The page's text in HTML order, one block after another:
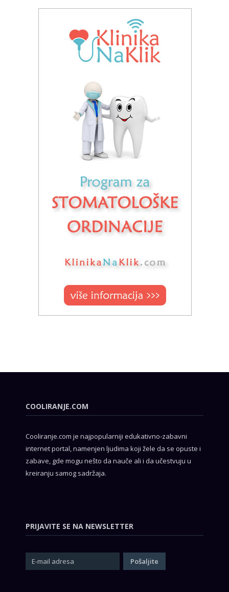
COOLIRANJE.COM
Cooliranje.com je najpopularniji edukativno-zabavni
internet portal, namenjen ljudima koji žele da se opuste i
zabave, gde mogu nešto da nauče ali i da učestvuju u
kreiranju samog sadržaja.
PRIJAVITE SE NA NEWSLETTER